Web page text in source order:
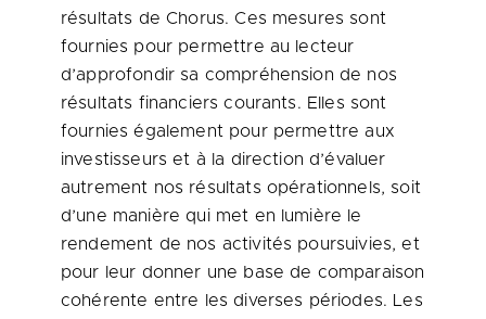
résultats de Chorus. Ces mesures sont
fournies pour permettre au lecteur
d’approfondir sa compréhension de nos
résultats financiers courants. Elles sont
fournies également pour permettre aux
investisseurs et à la direction d’évaluer
autrement nos résultats opérationnels, soit
d’une manière qui met en lumière le
rendement de nos activités poursuivies, et
pour leur donner une base de comparaison
cohérente entre les diverses périodes. Les